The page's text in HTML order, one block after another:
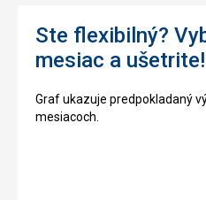
Ste flexibilný?
mesiac a ušetrite!
Graf ukazuje predpokladaný
mesiacoch.